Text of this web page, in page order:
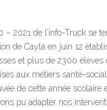
– 2021 de l’info-Truck se
de Cayla en juin 12
et plus de 2300 élèves
aux métiers santé-
de cette année scolaire
pu adapter nos